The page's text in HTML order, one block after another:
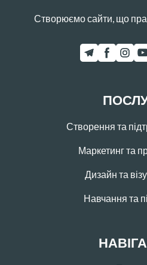
Створюємо сайти, що
Створення та
Маркетинг та
Дизайн та
Навчання та